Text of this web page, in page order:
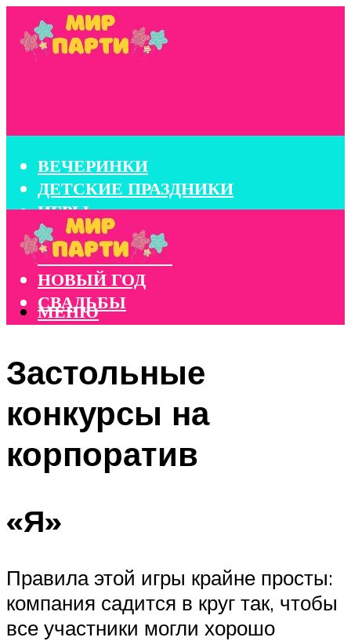
ВЕЧЕРИНКИ
ДЕТСКИЕ ПРАЗДНИКИ
ИГРЫ
КОНКУРСЫ
КОРПОРАТИВЫ
НОВЫЙ ГОД
СВАДЬБЫ
МЕНЮ
Застольные
конкурсы на
корпоратив
«Я»
Правила этой игры крайне просты:
компания садится в круг так, чтобы
все участники могли хорошо